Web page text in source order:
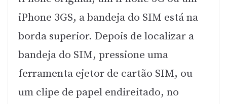
iPhone 3GS, a bandeja do SIM está na
borda superior. Depois de localizar a
bandeja do SIM, pressione uma
ferramenta ejetor de cartão SIM, ou
um clipe de papel endireitado, no